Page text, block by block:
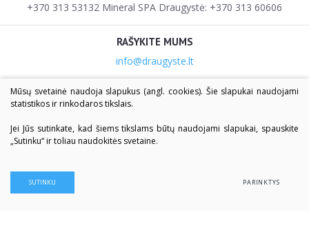
+370 313 53132 Mineral SPA Draugystė: +370 313 60606
RAŠYKITE MUMS
info@draugyste.lt
MŪSŲ ADRESAS
V.Krėvės g. 28, LT-66126, Druskininkai
Mūsų svetainė naudoja slapukus (angl. cookies). Šie slapukai naudojami
statistikos ir rinkodaros tikslais.
Jei Jūs sutinkate, kad šiems tikslams būtų naudojami slapukai, spauskite
„Sutinku“ ir toliau naudokitės svetaine.
SUTINKU PARINKTYS